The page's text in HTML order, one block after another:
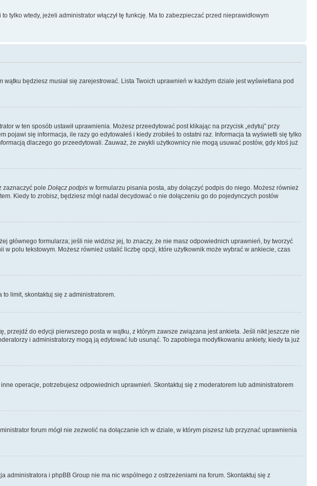
wtedy, jeżeli administrator włączył tę funkcję. Ma to zabezpieczać przed nieprawidłowym
będziesz musiał się zarejestrować. Lista Twoich uprawnień w każdym dziale jest wyświetlana pod
w ten sposób ustawił uprawnienia. Możesz przeedytować post klikając na przycisk „edytuj” przy
się informacja, ile razy go edytowałeś i kiedy zrobiłeś to ostatni raz. Informacja ta wyświetli się tylko
dlaczego go przeedytowali. Zauważ, że zwykli użytkownicy nie mogą usuwać postów, gdy ktoś już
zaznaczyć pole Dołącz podpis w formularzu pisania posta, aby dołączyć podpis do niego. Możesz również
Kiedy to zrobisz, będziesz mógł nadal decydować o nie dołączeniu go do pojedynczych postów
głównego formularza; jeśli nie widzisz jej, to znaczy, że nie masz odpowiednich uprawnień, by tworzyć
polu tekstowym. Możesz również ustalić liczbę opcji, które użytkownik może wybrać w ankiecie, czas
limit, skontaktuj się z administratorem.
przejdź do edycji pierwszego posta w wątku, z którym zawsze związana jest ankieta. Jeśli nikt jeszcze nie
i administratorzy mogą ją edytować lub usunąć. To zapobiega modyfikowaniu ankiety, kiedy ta już
operacje, potrzebujesz odpowiednich uprawnień. Skontaktuj się z moderatorem lub administratorem
forum mógł nie zezwolić na dołączanie ich w dziale, w którym piszesz lub przyznać uprawnienia
administratora i phpBB Group nie ma nic wspólnego z ostrzeżeniami na forum. Skontaktuj się z